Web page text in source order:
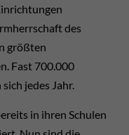
des
größten
Fast 700.000
jedes Jahr.
in ihren Schulen